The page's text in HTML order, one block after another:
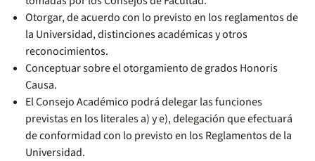
Otorgar, de acuerdo con lo previsto en los reglamentos de
la Universidad, distinciones académicas y otros
reconocimientos.
Conceptuar sobre el otorgamiento de grados Honoris
Causa.
El Consejo Académico podrá delegar las funciones
previstas en los literales a) y e), delegación que efectuará
de conformidad con lo previsto en los Reglamentos de la
Universidad.